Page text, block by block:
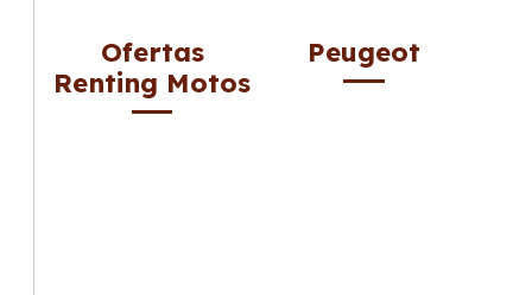
Ofertas
Renting Motos
Peugeot